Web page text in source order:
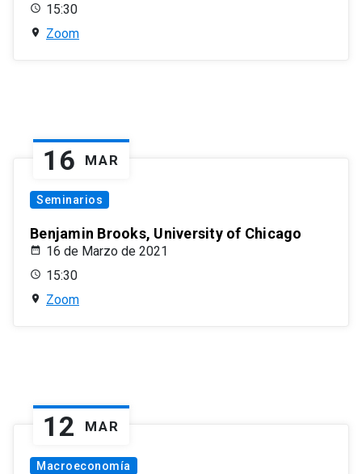
15:30
Zoom
16 MAR
Seminarios
Benjamin Brooks, University of Chicago
16 de Marzo de 2021
15:30
Zoom
12 MAR
Macroeconomía